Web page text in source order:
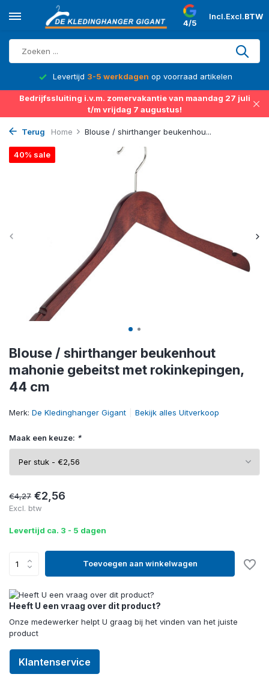
4/5
Incl.Excl.BTW
Levertijd 3-5 werkdagen op voorraad artikelen
Bedrijfssluiting i.v.m. zomervakantie van maandag 27 juli
t/m vrijdag 7 augustus!
Terug Home Blouse / shirthanger beukenhou...
Blouse / shirthanger beukenhout
mahonie gebeitst met rokinkepingen,
44 cm
40% sale
Merk: De Kledinghanger Gigant Bekijk alles Uitverkoop
Maak een keuze: *
€4,27 €2,56
Excl. btw
Levertijd ca. 3 - 5 dagen
Toevoegen aan winkelwagen
Heeft U een vraag over dit product?
Onze medewerker helpt U graag bij het vinden van het juiste
product
Klantenservice